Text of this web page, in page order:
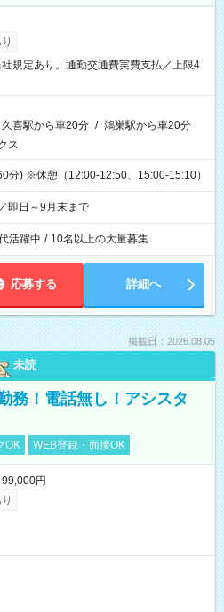
規定あり。通勤交通費実費支払／上限4
久喜駅から車20分 / 鴻巣駅から車20分
ス
分) ※休憩（12:00-12:50、15:00-15:10）
即日～9月末まで
活躍中 / 10名以上の大量募集
応募する 詳細へ
掲載日：2026.08.05
未読
務！電話無し！アシスタ
OK WEB登録・面接OK
円